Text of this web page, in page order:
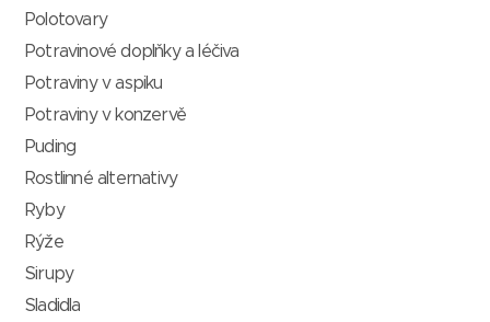
Polotovary
Potravinové doplňky a léčiva
Potraviny v aspiku
Potraviny v konzervě
Puding
Rostlinné alternativy
Ryby
Rýže
Sirupy
Sladidla